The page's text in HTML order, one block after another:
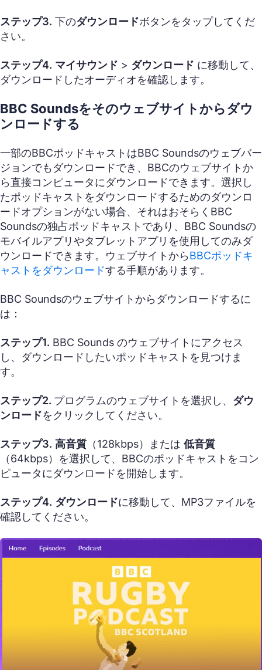
ステップ3. 下のダウンロードボタンをタップしてくだ
さい。
ステップ4. マイサウンド > ダウンロード に移動して、
ダウンロードしたオーディオを確認します。
BBC Soundsをそのウェブサイトからダウ
ンロードする
一部のBBCポッドキャストはBBC Soundsのウェブバー
ジョンでもダウンロードでき、BBCのウェブサイトか
ら直接コンピュータにダウンロードできます。選択し
たポッドキャストをダウンロードするためのダウンロ
ードオプションがない場合、それはおそらくBBC
Soundsの独占ポッドキャストであり、BBC Soundsの
モバイルアプリやタブレットアプリを使用してのみダ
ウンロードできます。ウェブサイトからBBCポッドキ
ャストをダウンロードする手順があります。
BBC Soundsのウェブサイトからダウンロードするに
は：
ステップ1. BBC Sounds のウェブサイトにアクセス
し、ダウンロードしたいポッドキャストを見つけま
す。
ステップ2. プログラムのウェブサイトを選択し、 ダウ
ンロードをクリックしてください。
ステップ3. 高音質 （128kbps）または 低音質
（64kbps）を選択して、BBCのポッドキャストをコン
ピュータにダウンロードを開始します。
ステップ4. ダウンロードに移動して、MP3ファイルを
確認してください。